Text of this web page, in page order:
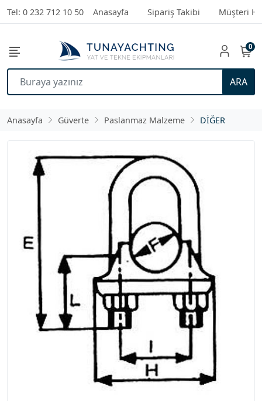
Tel: 0 232 712 10 50 Anasayfa Sipariş Takibi Müşteri
ARA
0
Anasayfa Güverte Paslanmaz Malzeme DİĞER